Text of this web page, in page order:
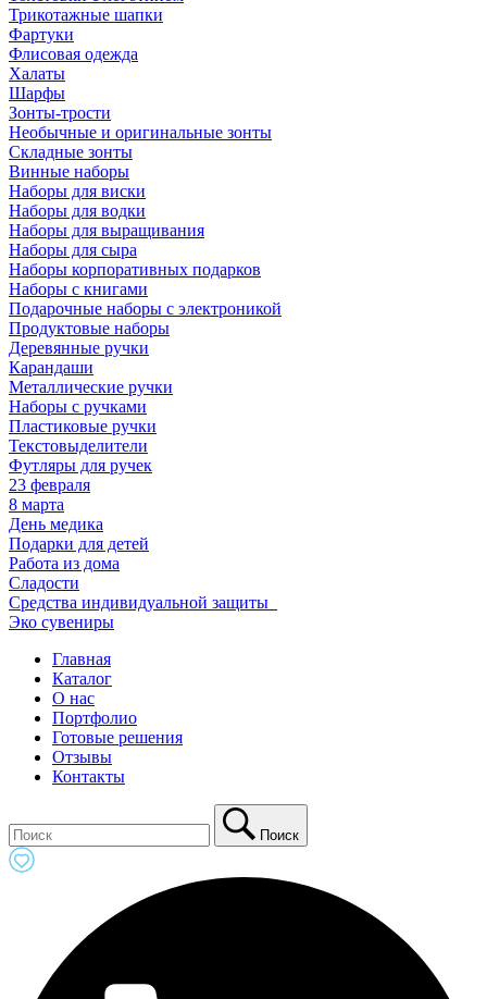
Трикотажные шапки
Фартуки
Флисовая одежда
Халаты
Шарфы
Зонты-трости
Необычные и оригинальные зонты
Складные зонты
Винные наборы
Наборы для виски
Наборы для водки
Наборы для выращивания
Наборы для сыра
Наборы корпоративных подарков
Наборы с книгами
Подарочные наборы с электроникой
Продуктовые наборы
Деревянные ручки
Карандаши
Металлические ручки
Наборы с ручками
Пластиковые ручки
Текстовыделители
Футляры для ручек
23 февраля
8 марта
День медика
Подарки для детей
Работа из дома
Сладости
Средства индивидуальной защиты_
Эко сувениры
Главная
Каталог
О нас
Портфолио
Готовые решения
Отзывы
Контакты
Поиск